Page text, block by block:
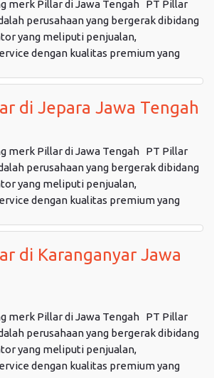
merk Pillar di Jawa Tengah PT Pillar
perusahaan yang bergerak dibidang
yang meliputi penjualan,
dengan kualitas premium yang
di Jepara Jawa Tengah
merk Pillar di Jawa Tengah PT Pillar
perusahaan yang bergerak dibidang
yang meliputi penjualan,
dengan kualitas premium yang
di Karanganyar Jawa
merk Pillar di Jawa Tengah PT Pillar
perusahaan yang bergerak dibidang
yang meliputi penjualan,
dengan kualitas premium yang